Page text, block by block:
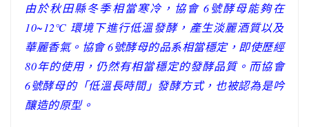
由於秋田縣冬季相當寒冷，協會 6號酵母能夠在
10~12℃ 環境下進行低溫發酵，產生淡麗酒質以及
華麗香氣。協會 6號酵母的品系相當穩定，即使歷經
80年的使用，仍然有相當穩定的發酵品質。而協會
6號酵母的「低溫長時間」發酵方式，也被認為是吟
釀造的原型。